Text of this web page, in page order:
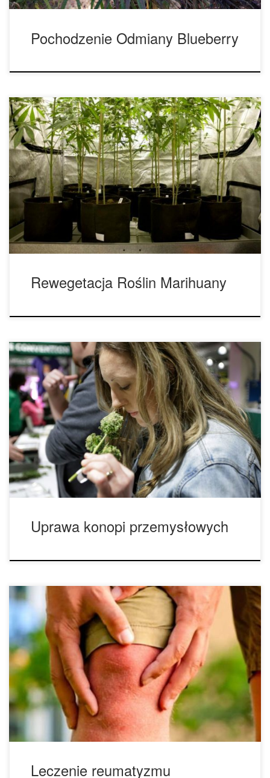
Pochodzenie Odmiany Blueberry
Jak wszyscy wiemy, marihuana jest rośliną jednoroczną,
która przechodzi przez różne etapy podczas swojego cyklu
życia; od kiełkowania, wzrostu i kwitnienia, aż po zbiory. Po
zebraniu pąków marihuany nie można już czerpać korzyści
z rośliny ani jej genetyki, chyba że pamiętałeś o pobraniu
sadzonek w fazie wegetatywnej. Co się stanie, […]
Rewegetacja Roślin Marihuany
Konopia to przemysłowa forma cannabis, która produkuje
nasiona i łodygi, które można następnie wykorzystywać do
tworzenia długiej listy produktów. Jednak w przeciwieństwie
do marihuany, która hodowana jest dla pełnych żywicy
pąków, konopie uprawia się w celu uzyskania jak
największej ilości nasion i łodyg. • Korzyści z uprawianie
konopi przemysłowych. Przemysłowe […]
Uprawa konopi przemysłowych
Cannabis od dawna jest jedną z głównych metod leczenia
reumatyzmu. Było to klasyczne zastosowanie marihuany w
XIX wieku, gdy stwierdzono, że jest ona tak skuteczna jak
opium w przypadku ciężkiego reumatyzmu. Ponad 1,5
miliona Amerykanów cierpi na reumatoidalne zapalenie
stawów (reumatyzm). Jest to stan chorobowy, który często
jest dożywotni i […]
Leczenie reumatyzmu